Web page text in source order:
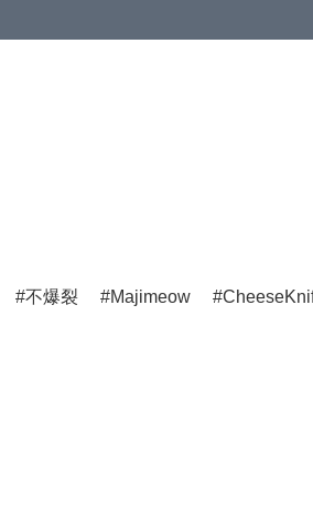
不爆裂 Majimeow